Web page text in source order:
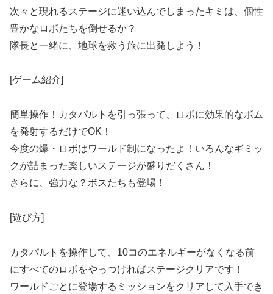
次々と現れるステージに迷い込んでしまったキミは、個性
豊かなロボたちを倒せるか？
隊長と一緒に、地球を救う旅に出発しよう！
[ゲーム紹介]
簡単操作！カタパルトを引っ張って、ロボに効果的なボム
を発射するだけでOK！
今度の爆・ロボはワールド制になったよ！いろんなギミッ
クが詰まった楽しいステージが盛りだくさん！
さらに、強力な？ボスたちも登場！
[遊び方]
カタパルトを操作して、10コのエネルギーがなくなる前
にすべてのロボをやっつければステージクリアです！
ワールドごとに登場するミッションをクリアして入手でき